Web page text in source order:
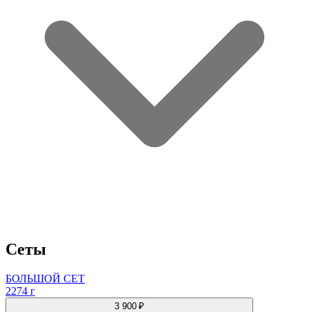
Сеты
БОЛЬШОЙ СЕТ
2274 г
3 900 ₽